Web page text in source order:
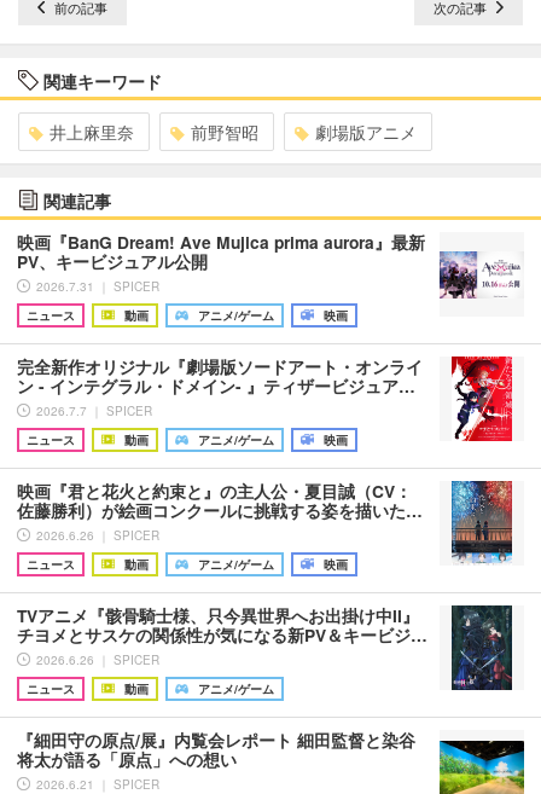
前の記事 次の記事
関連キーワード
井上麻里奈 前野智昭 劇場版アニメ
関連記事
映画『BanG Dream! Ave Mujica prima aurora』最新
PV、キービジュアル公開
2026.7.31 ｜ SPICER
ニュース
動画 アニメ/ゲーム 映画
完全新作オリジナル『劇場版ソードアート・オンライ
ン - インテグラル・ドメイン- 』ティザービジュア…
2026.7.7 ｜ SPICER
ニュース
動画 アニメ/ゲーム 映画
映画『君と花火と約束と』の主人公・夏目誠（CV：
佐藤勝利）が絵画コンクールに挑戦する姿を描いた…
2026.6.26 ｜ SPICER
ニュース
動画 アニメ/ゲーム 映画
TVアニメ『骸骨騎士様、只今異世界へお出掛け中II』
チヨメとサスケの関係性が気になる新PV＆キービジ…
2026.6.26 ｜ SPICER
ニュース
動画 アニメ/ゲーム
『細田守の原点/展』内覧会レポート 細田監督と染谷
将太が語る「原点」への想い
2026.6.21 ｜ SPICER